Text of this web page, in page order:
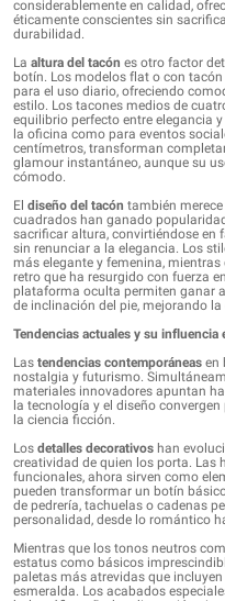
considerablemente en calidad,
éticamente conscientes sin
durabilidad.
La altura del tacón es otro factor
botín. Los modelos flat o con
para el uso diario, ofreciendo
estilo. Los tacones medios de
equilibrio perfecto entre elegancia
la oficina como para eventos
centímetros, transforman
glamour instantáneo, aunque su
cómodo.
El diseño del tacón también
cuadrados han ganado
sacrificar altura, convirtiéndose en
sin renunciar a la elegancia. Los
más elegante y femenina,
retro que ha resurgido con fuerza
plataforma oculta permiten ganar
de inclinación del pie, mejorando la
Tendencias actuales y su influencia
Las tendencias contemporáneas en
nostalgia y futurismo.
materiales innovadores apuntan
la tecnología y el diseño
la ciencia ficción.
Los detalles decorativos han
creatividad de quien los porta. Las
funcionales, ahora sirven como
pueden transformar un botín
de pedrería, tachuelas o cadenas
personalidad, desde lo romántico
Mientras que los tonos neutros
estatus como básicos
paletas más atrevidas que
esmeralda. Los acabados